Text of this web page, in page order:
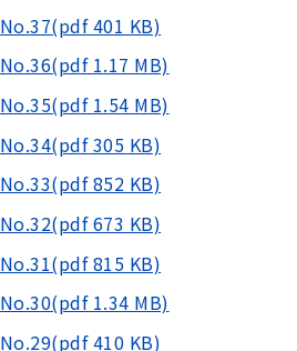
No.37(pdf 401 KB)
No.36(pdf 1.17 MB)
No.35(pdf 1.54 MB)
No.34(pdf 305 KB)
No.33(pdf 852 KB)
No.32(pdf 673 KB)
No.31(pdf 815 KB)
No.30(pdf 1.34 MB)
No.29(pdf 410 KB)